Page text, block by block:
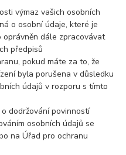
výmaz vašich osobních
o osobní údaje, které je
oprávněn dále zpracovávat
předpisů
pokud máte za to, že
byla porušena v důsledku
údajů v rozporu s tímto
dodržování povinností
osobních údajů se
na Úřad pro ochranu